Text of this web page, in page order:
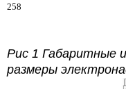
258
Рис 1 Габаритные
размеры